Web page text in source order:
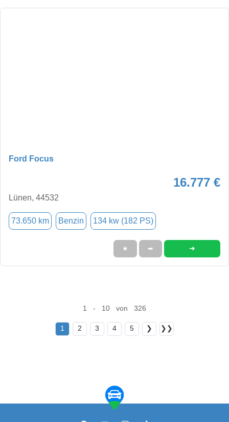
Ford Focus
16.777 €
Lünen, 44532
73.650 km Benzin 134 kw (182 PS)
★ ➦ ➜
1 - 10 von 326
1 2 3 4 5 ❯ ❯❯